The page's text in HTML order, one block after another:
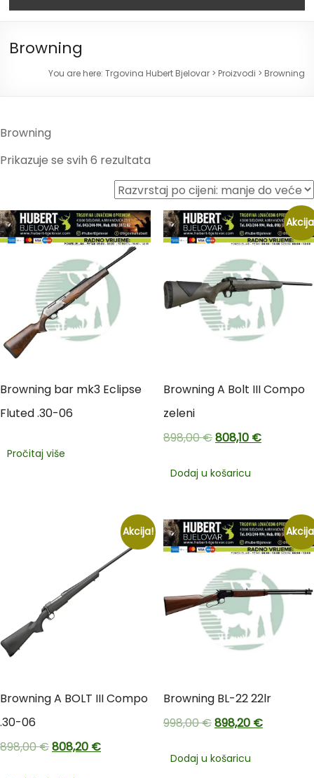
Browning
You are here: Trgovina Hubert Bjelovar> Proizvodi > Browning
Browning
Prikazuje se svih 6 rezultata
Browning bar mk3 Eclipse
Fluted .30-06
Pročitaj više
Browning A Bolt III Compo
zeleni
898,00€808,10 €
Dodaj u košaricu
Akcija!
Browning A BOLT III Compo
.30-06
898,00€808,20 €
Browning BL-22 22lr
998,00€898,20 €
Dodaj u košaricu